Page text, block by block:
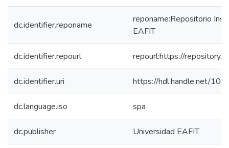
dc.identifier.reponame
reponame:Repositorio
EAFIT
dc.identifier.repourl repourl:https://
dc.identifier.uri https://hdl.handle.net/
dc.language.iso spa
dc.publisher Universidad EAFIT